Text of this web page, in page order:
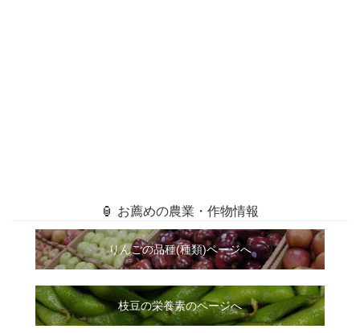
🏮 お薦めの農業・作物情報
りんごの品種(種類)ページへ
枝豆の栄養素のページへ